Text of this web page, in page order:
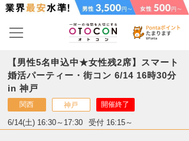
【男性5名申込中★女性残2席】スマート
婚活パーティー・街コン 6/14 16時30分
in 神戸
関西 神戸 開催終了
6/14(土) 16:30～17:30 受付 16:15～